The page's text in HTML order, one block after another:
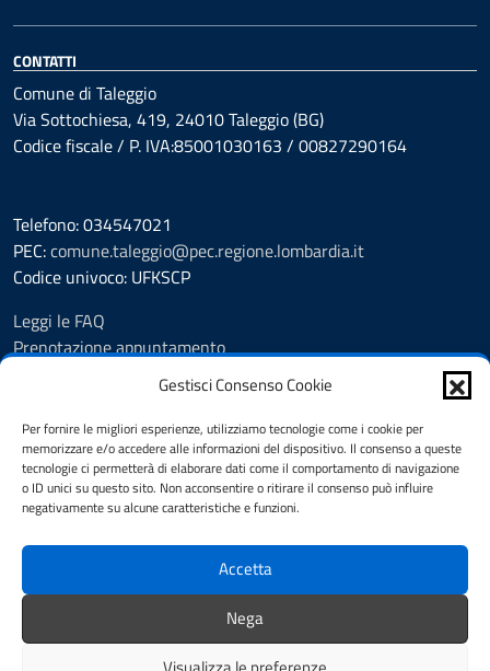
Gestisci Consenso Cookie
Per fornire le migliori esperienze, utilizziamo tecnologie come i cookie per
memorizzare e/o accedere alle informazioni del dispositivo. Il consenso a queste
tecnologie ci permetterà di elaborare dati come il comportamento di navigazione
o ID unici su questo sito. Non acconsentire o ritirare il consenso può influire
negativamente su alcune caratteristiche e funzioni.
Accetta
Nega
CONTATTI
Comune di Taleggio
Via Sottochiesa, 419, 24010 Taleggio (BG)
Codice fiscale / P. IVA:85001030163 / 00827290164
Telefono: 034547021
PEC:comune.taleggio@pec.regione.lombardia.it
Codice univoco: UFKSCP
Leggi le FAQ
Prenotazione appuntamento
Segnalazione disservizio
Richiesta Assistenza
Amministrazione Trasparente
Albo pretorio dal 8.11.23
Albo pretorio fino al 7.11.23
Atti amministrativi
Informativa privacy
Dichiarazione di accessibilità
Feedback